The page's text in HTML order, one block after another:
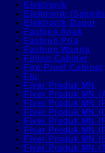
Elektronik
Elektronik
Elektronik Dapur
Fashion Anak
Fashion Pria
Fashion Wanita
Filling Cabinet
Fire Proof Cabinet
Flu
Flyer Produk MN
Flyer Produk MN
Flyer Produk MN
Flyer Produk MN
Flyer Produk MN
Flyer Produk MN
Flyer Produk MN
Flyer Produk MN